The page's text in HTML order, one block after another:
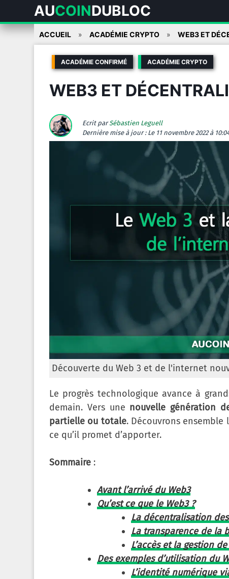
AUCOINDUBLOC
Skip
ACCUEIL ACADÉMIE CRYPTO WEB3 ET
ACADÉMIE CONFIRMÉ ACADÉMIE CRYPTO
WEB3 ET
Ecrit parSébastien Leguell
Dernière mise à jour : Le 11 novembre 2022 à
Découverte du Web 3 et de l'internet
Le progrès technologique avance à
demain. Vers une nouvelle génération
partielle ou totale. Découvrons
ce qu’il promet d’apporter.
Sommaire :
Avant l’arrivé du Web3
Qu’est ce que le Web3 ?
La décentralisation
La transparence de la
L’accès et la gestion
Des exemples d’utilisation du
L’identité numérique